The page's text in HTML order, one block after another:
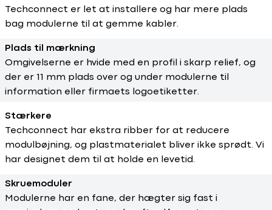
Techconnect er let at installere og har mere plads
bag modulerne til at gemme kabler.
Plads til mærkning
Omgivelserne er hvide med en profil i skarp relief, og
der er 11 mm plads over og under modulerne til
information eller firmaets logoetiketter.
Stærkere
Techconnect har ekstra ribber for at reducere
modulbøjning, og plastmaterialet bliver ikke sprødt. Vi
har designet dem til at holde en levetid.
Skruemoduler
Modulerne har en fane, der hægter sig fast i